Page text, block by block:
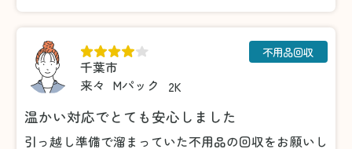
千葉市
来々 Mパック 2K
不用品回収
温かい対応でとても安心しました
引っ越し準備で溜まっていた不用品の回収をお願いし